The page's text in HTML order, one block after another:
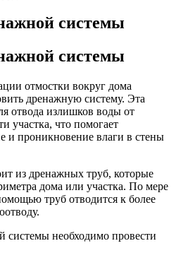
системы
системы
отмостки вокруг дома
дренажную систему. Эта
отвода излишков воды от
участка, что помогает
и проникновение влаги в стены
из дренажных труб, которые
дома или участка. По мере
труб отводится к более
системы необходимо провести